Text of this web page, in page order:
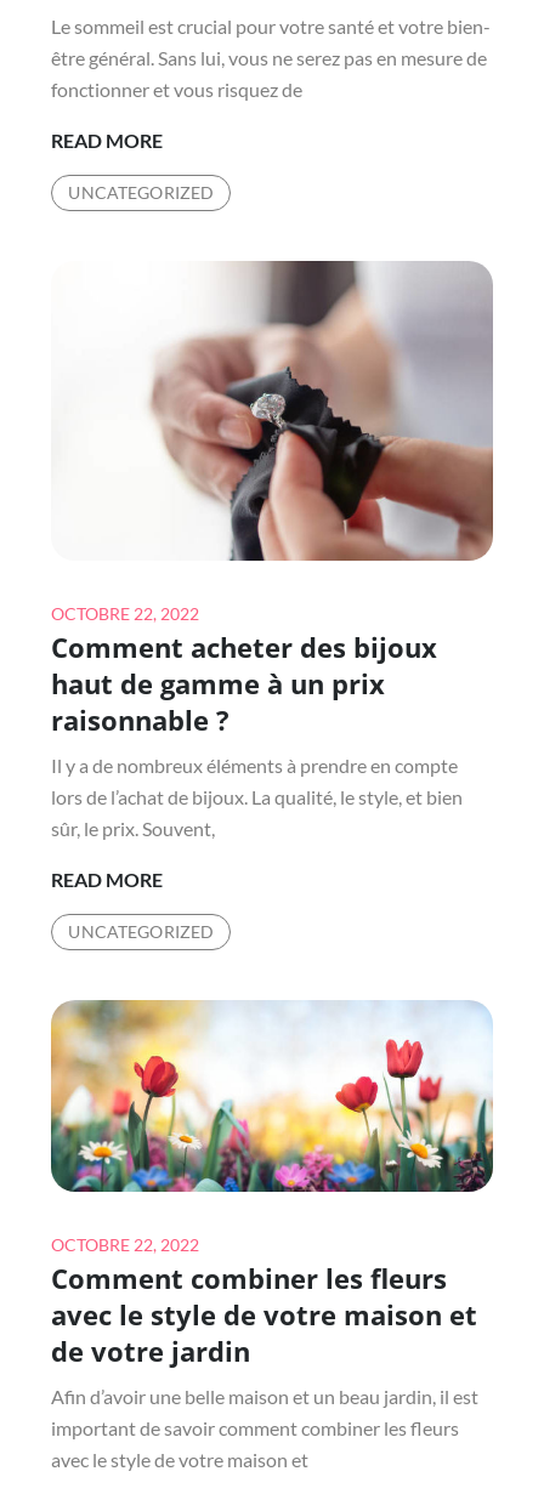
Le sommeil est crucial pour votre santé et votre bien-
être général. Sans lui, vous ne serez pas en mesure de
fonctionner et vous risquez de
READ MORE6
CHOSES
QUE
ET
QUI
PEUVENT
AFFECTER
VOTRE
SOMMEIL
UNCATEGORIZED
Posted
on
OCTOBRE 22, 2022
Comment acheter des bijoux
haut de gamme à un prix
raisonnable ?
Il y a de nombreux éléments à prendre en compte
lors de l’achat de bijoux. La qualité, le style, et bien
sûr, le prix. Souvent,
READ MORECOMMENT
ACHETER
DES
HAUT
DE
GAMME
À
UN
PRIX
RAISONNABLE
UNCATEGORIZED
Posted
on
OCTOBRE 22, 2022
Comment combiner les fleurs
avec le style de votre maison et
de votre jardin
Afin d’avoir une belle maison et un beau jardin, il est
important de savoir comment combiner les fleurs
avec le style de votre maison et